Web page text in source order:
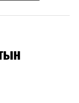
худалдан
хүрчээ.
өсөлтийг
онцгой албан
салбарын сайд